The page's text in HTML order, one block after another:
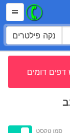
נקה פילטרים
דפים דומים
סמן טקסט